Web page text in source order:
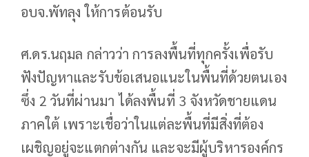
อบจ.พัทลุง ให้การต้อนรับ
ศ.ดร.นฤมล กล่าวว่า การลงพื้นที่ทุกครั้งเพื่อรับ
ฟังปัญหาและรับข้อเสนอแนะในพื้นที่ด้วยตนเอง
ซึ่ง 2 วันที่ผ่านมา ได้ลงพื้นที่ 3 จังหวัดชายแดน
ภาคใต้ เพราะเชื่อว่าในแต่ละพื้นที่มีสิ่งที่ต้อง
เผชิญอยู่จะแตกต่างกัน และจะมีผู้บริหารองค์กร